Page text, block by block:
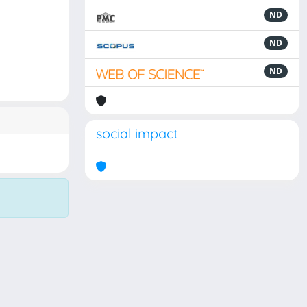
ND
ND
ND
social impact